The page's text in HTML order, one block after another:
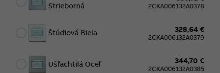
Strieborná
2CKA006132A0378
Štúdiová Biela 328,64 €
2CKA006132A0379
Ušľachtilá Oceľ 344,70 €
2CKA006132A0385